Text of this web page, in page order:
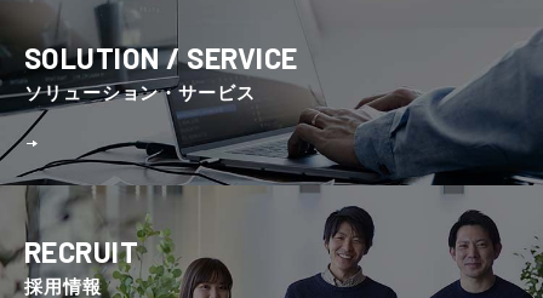
SOLUTION / SERVICE
ソリューション・サービス
RECRUIT
採⽤情報